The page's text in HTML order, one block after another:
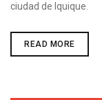
ciudad de Iquique.
READ MORE
DEL